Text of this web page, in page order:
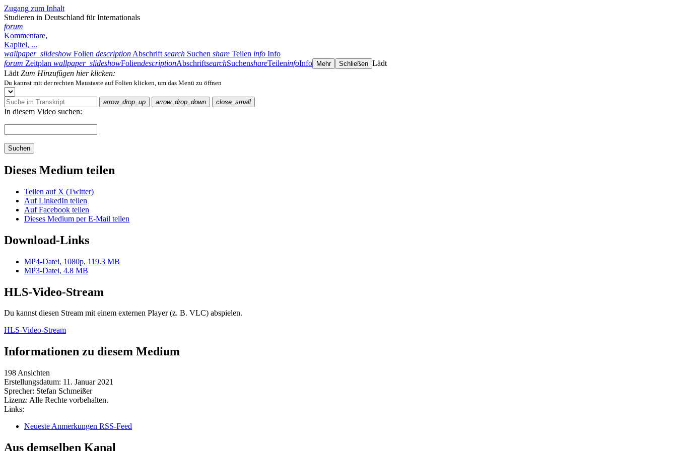
Zugang zum Inhalt
Studieren in Deutschland für Internationals
forum
Kommentare,
Kapitel, ...
wallpaper_slideshow Folien description Abschrift search Suchen share Teilen info Info
forum Zeitplan wallpaper_slideshowFoliendescriptionAbschriftsearchSuchenshareTeileninfoInfo Mehr Schließen Lädt
Lädt Zum Hinzufügen hier klicken:
Du kannst mit der rechten Maustaste auf Folien klicken, um das Menü zu öffnen
arrow_drop_up arrow_drop_down close_small
In diesem Video suchen:
Suchen
Dieses Medium teilen
Teilen auf X (Twitter)
Auf LinkedIn teilen
Auf Facebook teilen
Dieses Medium per E-Mail teilen
Download-Links
MP4-Datei, 1080p, 119.3 MB
MP3-Datei, 4.8 MB
HLS-Video-Stream
Du kannst diesen Stream mit einem externen Player (z. B. VLC) abspielen.
HLS-Video-Stream
Informationen zu diesem Medium
198 Ansichten
Erstellungsdatum: 11. Januar 2021
Sprecher: Stefan Schmeißer
Lizenz: Alle Rechte vorbehalten.
Links:
Neueste Anmerkungen RSS-Feed
Aus demselben Kanal